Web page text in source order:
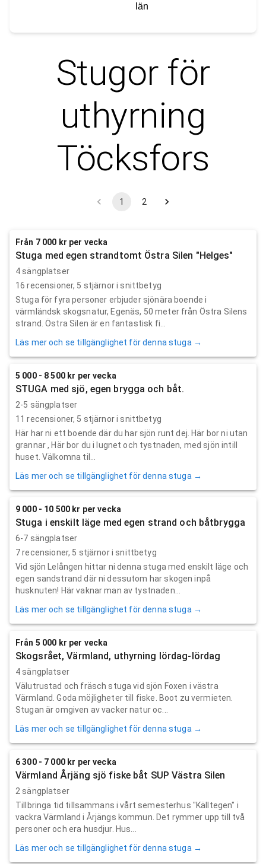
län
Stugor för
uthyrning
Töcksfors
1 2
Från 7 000 kr per vecka
Stuga med egen strandtomt Östra Silen "Helges"
4 sängplatser
16 recensioner, 5 stjärnor i snittbetyg
Stuga för fyra personer erbjuder sjönära boende i
värmländsk skogsnatur, Egenäs, 50 meter från Östra Silens
strand. Östra Silen är en fantastisk fi...
Läs mer och se tillgänglighet för denna stuga →
5 000 - 8 500 kr per vecka
STUGA med sjö, egen brygga och båt.
2-5 sängplatser
11 recensioner, 5 stjärnor i snittbetyg
Här har ni ett boende där du har sjön runt dej. Här bor ni utan
grannar , Här bor du i lugnet och tystnaden, med sjön intill
huset. Välkomna til...
Läs mer och se tillgänglighet för denna stuga →
9 000 - 10 500 kr per vecka
Stuga i enskilt läge med egen strand och båtbrygga
6-7 sängplatser
7recensioner, 5 stjärnor i snittbetyg
Vid sjön Lelången hittar ni denna stuga med enskilt läge och
egen sandstrand där ni dessutom har skogen inpå
husknuten! Här vaknar man av tystnaden...
Läs mer och se tillgänglighet för denna stuga →
Från 5 000 kr per vecka
Skogsrået, Värmland, uthyrning lördag-lördag
4 sängplatser
Välutrustad och fräsch stuga vid sjön Foxen i västra
Värmland. Goda möjligheter till fiske. Boot zu vermieten.
Stugan är omgiven av vacker natur oc...
Läs mer och se tillgänglighet för denna stuga →
6 300 - 7 000 kr per vecka
Värmland Årjäng sjö fiske båt SUP Västra Silen
2 sängplatser
Tillbringa tid tillsammans i vårt semesterhus "Källtegen" i
vackra Värmland i Årjängs kommun. Det rymmer upp till två
personer och era husdjur. Hus...
Läs mer och se tillgänglighet för denna stuga →